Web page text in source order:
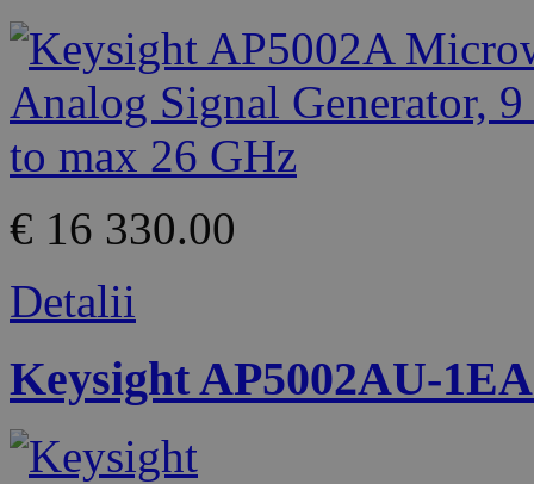
€ 16 330.00
Detalii
Keysight AP5002AU-